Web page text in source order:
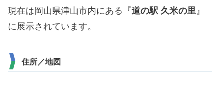
現在は岡山県津山市内にある『道の駅 久米の里 』
に展示されています。
住所／地図